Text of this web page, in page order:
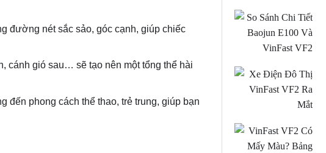
đường nét sắc sảo, góc cạnh, giúp chiếc
cánh gió sau… sẽ tạo nên một tổng thể hài
phong cách thể thao, trẻ trung, giúp bạn